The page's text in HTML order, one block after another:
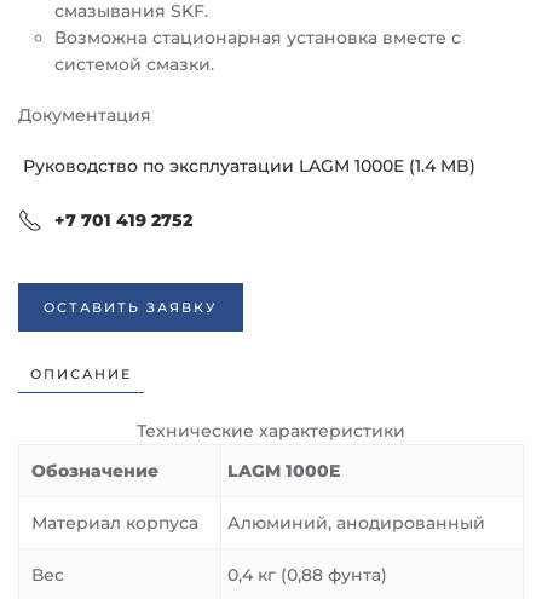
смазывания SKF.
Возможна стационарная установка вместе с
системой смазки.
Документация
Руководство по эксплуатации LAGM 1000E (1.4 MB)
+7 701 419 2752
ОСТАВИТЬ ЗАЯВКУ
ОПИСАНИЕ
Технические характеристики
Обозначение
LAGM 1000E
Материал корпуса Алюминий, анодированный
Вес 0,4 кг (0,88 фунта)